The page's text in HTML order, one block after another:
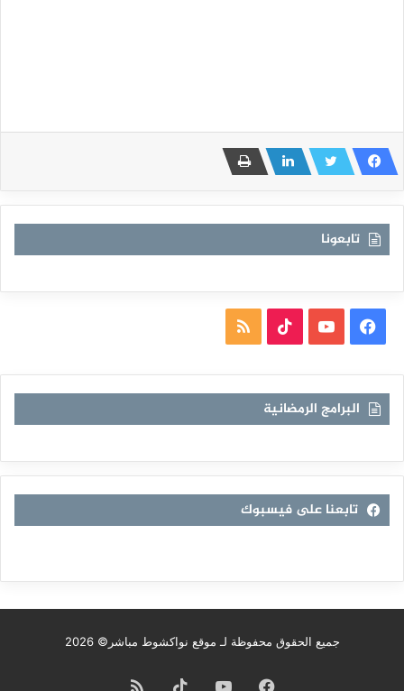
تابعونا
فيسبوكيوتيوب TikTokملخص
RSS
البرامج الرمضانية
تابعنا على فيسبوك
جميع الحقوق محفوظة لـ موقع نواكشوط مباشر© 2026
فيسبوكيوتيوب TikTokملخص